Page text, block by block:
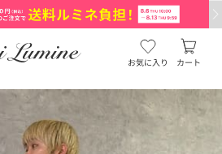
お気に入り カート